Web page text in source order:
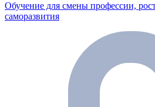
Обучение для смены профессии,
саморазвития